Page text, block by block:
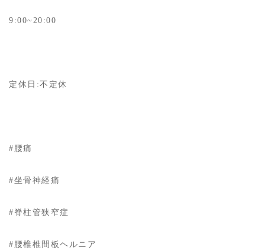
9:00~20:00
定休日:不定休
#腰痛
#坐骨神経痛
#脊柱管狭窄症
#腰椎椎間板ヘルニア